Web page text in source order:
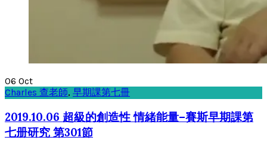
06 Oct
Charles 查老師, 早期課第七冊
2019.10.06 超級的創造性 情緒能量–賽斯早期課第
七册研究 第301節